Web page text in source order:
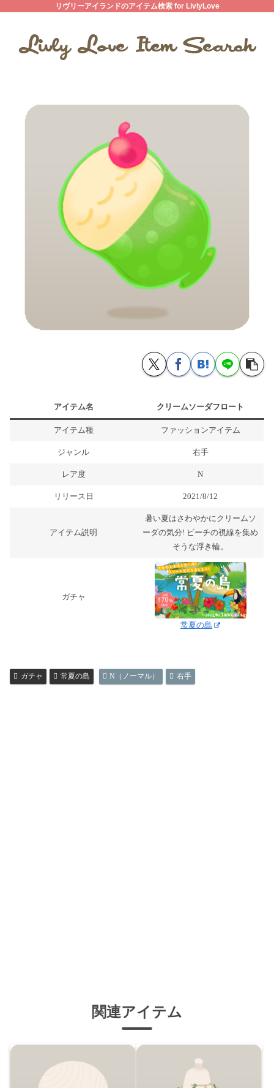
リヴリーアイランドのアイテム検索 for LivlyLove
アイテム名 クリームソーダフロート
アイテム種 ファッションアイテム
ジャンル 右手
レア度 N
リリース日 2021/8/12
アイテム説明
暑い夏はさわやかにクリームソ
ーダの気分! ビーチの視線を集め
そうな浮き輪。
ガチャ
常夏の島
ガチャ 常夏の島 N（ノーマル） 右手
関連アイテム